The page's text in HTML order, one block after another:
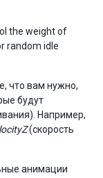
the weight of
random idle
что вам нужно,
будут
Например,
(скорость
анимации